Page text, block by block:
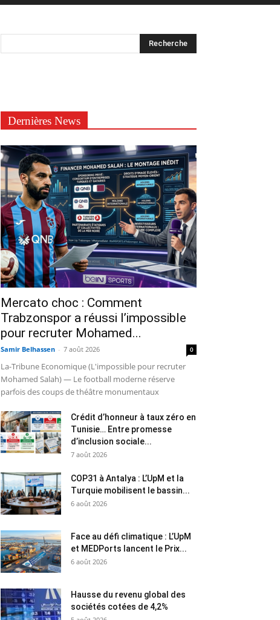
Dernières News
Mercato choc : Comment
Trabzonspor a réussi l’impossible
pour recruter Mohamed...
Samir Belhassen - 7 août 2026 0
La-Tribune Economique (L'impossible pour recruter
Mohamed Salah) — Le football moderne réserve
parfois des coups de théâtre monumentaux
Crédit d’honneur à taux zéro en
Tunisie… Entre promesse
d’inclusion sociale...
7 août 2026
COP31 à Antalya : L’UpM et la
Turquie mobilisent le bassin...
6 août 2026
Face au défi climatique : L’UpM
et MEDPorts lancent le Prix...
6 août 2026
Hausse du revenu global des
sociétés cotées de 4,2%